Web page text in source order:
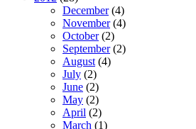
December (4)
November (4)
October (2)
September (2)
August (4)
July (2)
June (2)
May (2)
April (2)
March (1)